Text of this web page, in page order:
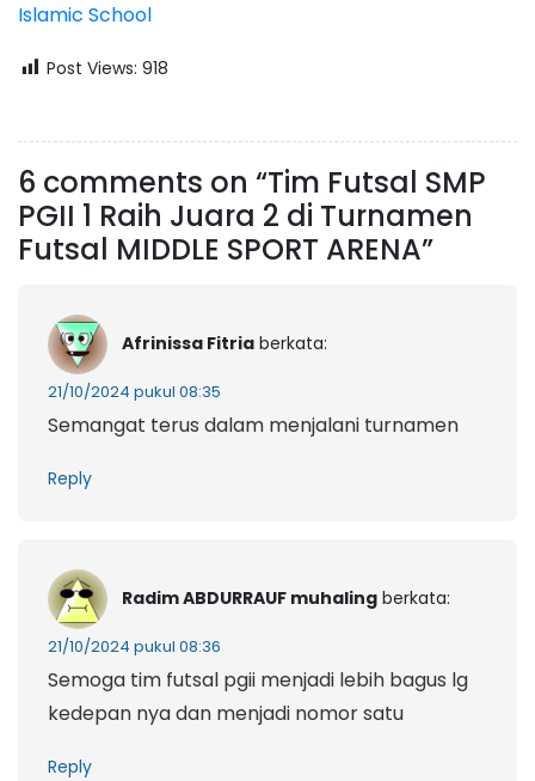
Islamic School
Post Views: 918
6 comments on “Tim Futsal SMP
PGII 1 Raih Juara 2 di Turnamen
Futsal MIDDLE SPORT ARENA”
Afrinissa Fitria berkata:
21/10/2024 pukul 08:35
Semangat terus dalam menjalani turnamen
Reply
Radim ABDURRAUF muhaling berkata:
21/10/2024 pukul 08:36
Semoga tim futsal pgii menjadi lebih bagus lg
kedepan nya dan menjadi nomor satu
Reply